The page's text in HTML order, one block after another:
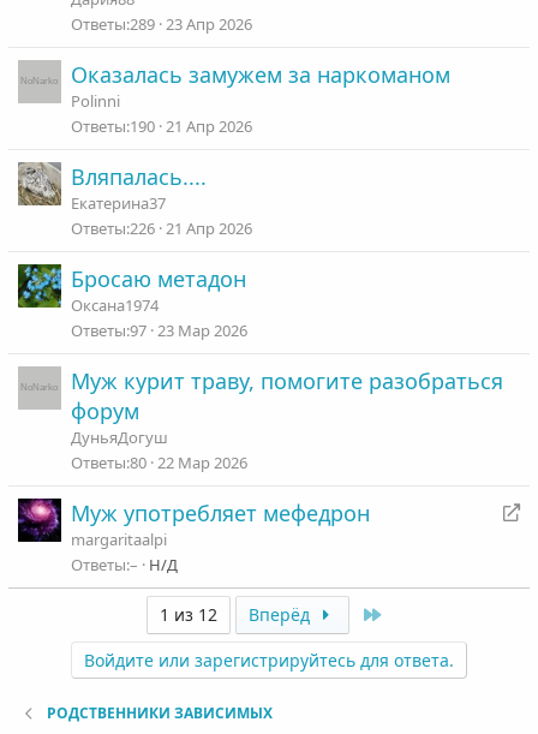
289 23 Апр 2026
Оказалась замужем за наркоманом
Polinni
190 21 Апр 2026
Вляпалась....
Екатерина37
226 21 Апр 2026
Бросаю метадон
Оксана1974
97 23 Мар 2026
Муж курит траву, помогите разобраться
форум
ДуньяДогуш
80 22 Мар 2026
П
е
Муж употребляет мефедрон
margaritaalpi
–
Н/Д
1 из 12 Вперёд
Войдите или зарегистрируйтесь для ответа.
РОДСТВЕННИКИ ЗАВИСИМЫХ